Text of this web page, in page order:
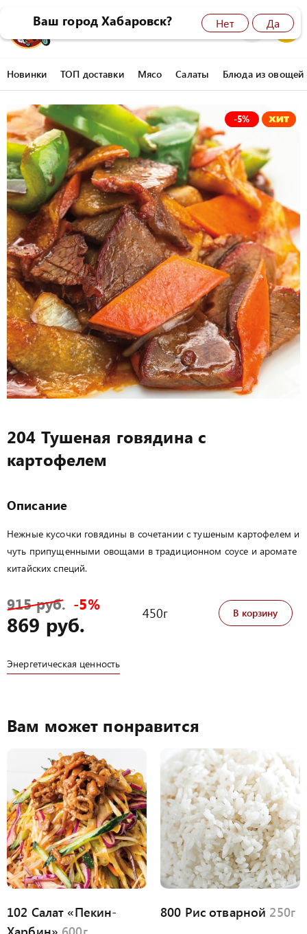
8 (4212) 45-77-77 0
Новинки ТОП доставки Мясо Салаты Блюда из овощей
-5%
204 Тушеная говядина с
картофелем
Описание
Нежные кусочки говядины в сочетании с тушеным картофелем и
чуть припущенными овощами в традиционном соусе и аромате
китайских специй.
915 руб. -5%
869 руб. 450г В корзину
Энергетическая ценность
Вам может понравится
102 Салат «Пекин-
800 Рис отварной 250г
Ваш город Хабаровск? Да
Нет